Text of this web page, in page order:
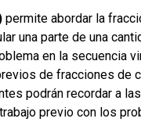
permite abordar la
una parte de una
en la secuencia
de fracciones de
podrán recordar a
previo con los